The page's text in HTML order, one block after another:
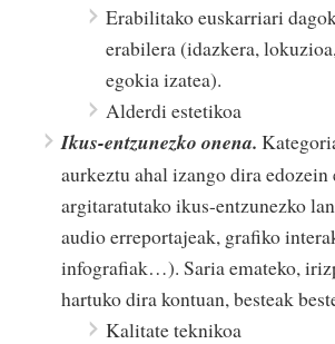
Erabilitako euskarriari
erabilera (idazkera,
egokia izatea).
Alderdi estetikoa
Ikus-entzunezko onena.
aurkeztu ahal izango dira
argitaratutako ikus-entzunezko
audio erreportajeak, grafiko
infografiak…). Saria emateko,
hartuko dira kontuan, besteak
Kalitate teknikoa